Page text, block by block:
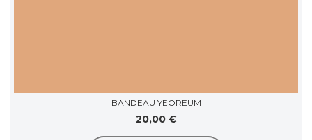
BANDEAU YEOREUM
20,00 €